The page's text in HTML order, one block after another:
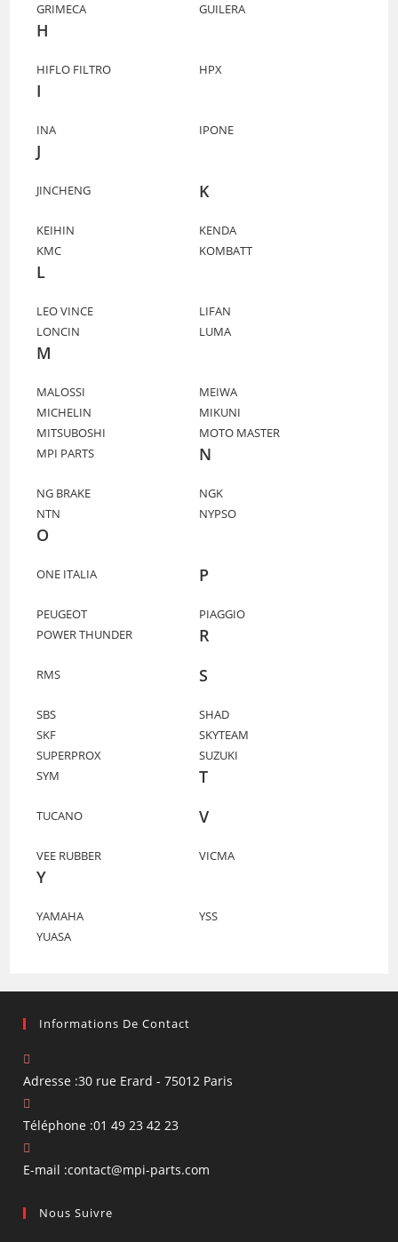
GRIMECA
GUILERA
H
HIFLO FILTRO HPX
I
INA IPONE
J
JINCHENG K
KEIHIN
KENDA
KMC
KOMBATT
L
LEO VINCE
LIFAN
LONCIN
LUMA
M
MALOSSI
MEIWA
MICHELIN
MIKUNI
MITSUBOSHI
MOTO MASTER
MPI PARTS
N
NG BRAKE
NGK
NTN
NYPSO
O
ONE ITALIA P
PEUGEOT
PIAGGIO
POWER THUNDER
R
RMS S
SBS
SHAD
SKF
SKYTEAM
SUPERPROX
SUZUKI
SYM
T
TUCANO V
VEE RUBBER VICMA
Y
YAMAHA
YSS
YUASA
Informations De Contact
Adresse :30 rue Erard - 75012 Paris
Téléphone :01 49 23 42 23
E-mail :contact@mpi-parts.com
Nous Suivre